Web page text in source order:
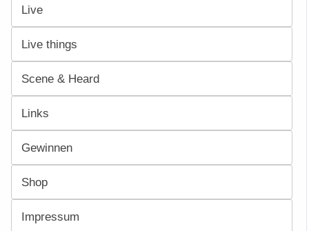
Live
Live things
Scene & Heard
Links
Gewinnen
Shop
Impressum